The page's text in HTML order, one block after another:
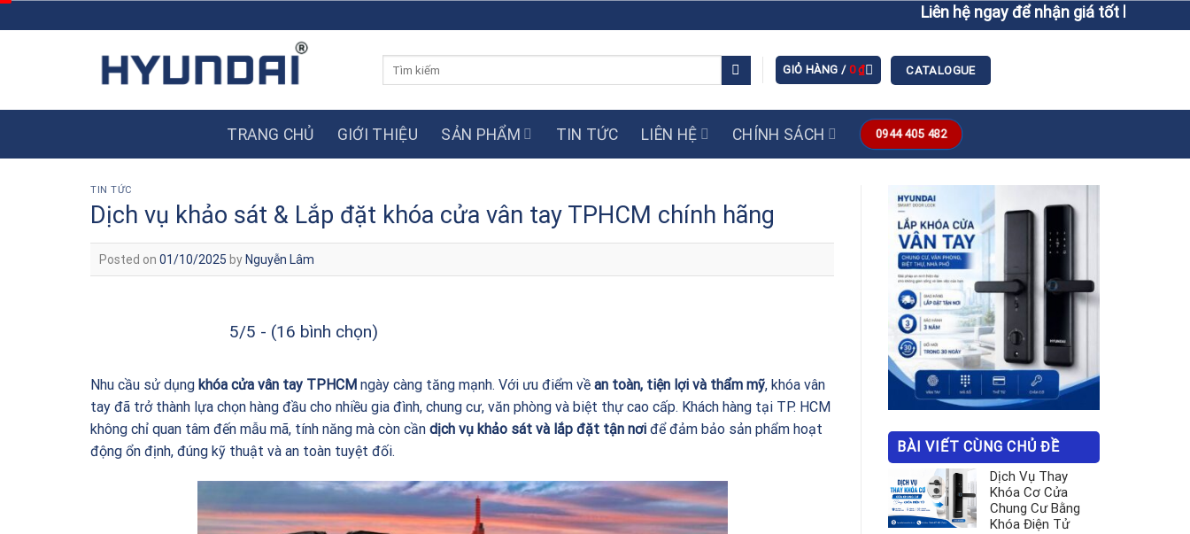
to
Liên hệ ngay để nhận giá tốt hơn giá niêm yết
GIỎ HÀNG / 0₫ CATALOGUE
TRANG CHỦ GIỚI THIỆU SẢN PHẨM TIN TỨC LIÊN HỆ CHÍNH SÁCH 0944 405 482
TIN TỨC
Dịch vụ khảo sát & Lắp đặt khóa cửa vân tay TPHCM chính hãng
Posted on 01/10/2025 by Nguyễn Lâm
5/5 - (16 bình chọn)
Nhu cầu sử dụng khóa cửa vân tay TPHCM ngày càng tăng mạnh. Với ưu điểm về an toàn, tiện lợi và thẩm mỹ, khóa vân
tay đã trở thành lựa chọn hàng đầu cho nhiều gia đình, chung cư, văn phòng và biệt thự cao cấp. Khách hàng tại TP. HCM
không chỉ quan tâm đến mẫu mã, tính năng mà còn cần dịch vụ khảo sát và lắp đặt tận nơi để đảm bảo sản phẩm hoạt
động ổn định, đúng kỹ thuật và an toàn tuyệt đối.
BÀI VIẾT CÙNG CHỦ ĐỀ
Dịch Vụ Thay
Khóa Cơ Cửa
Chung Cư Bằng
Khóa Điện Tử